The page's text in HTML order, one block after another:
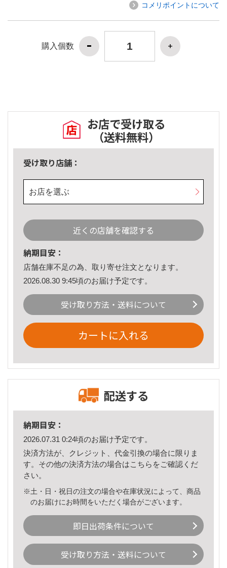
コメリポイントについて
購入個数
お店で受け取る
（送料無料）
受け取り店舗：
お店を選ぶ
近くの店舗を確認する
納期目安：
店舗在庫不足の為、取り寄せ注文となります。
2026.08.30 9:45頃のお届け予定です。
受け取り方法・送料について
カートに入れる
配送する
納期目安：
2026.07.31 0:24頃のお届け予定です。
決済方法が、クレジット、代金引換の場合に限りま
す。その他の決済方法の場合はこちら をご確認くだ
さい。
※土・日・祝日の注文の場合や在庫状況によって、商品
のお届けにお時間をいただく場合がございます。
即日出荷条件について
受け取り方法・送料について